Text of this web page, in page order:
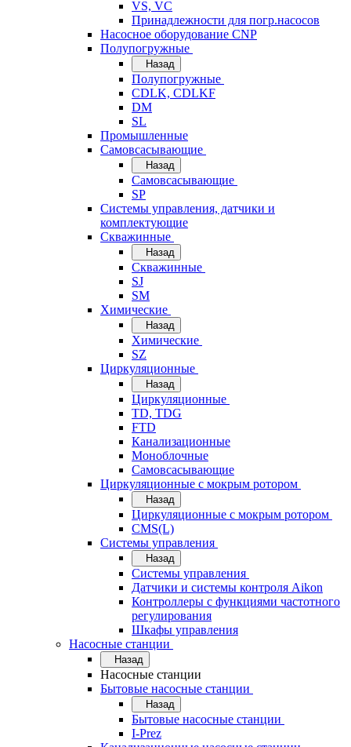
VS, VC
Принадлежности для погр.насосов
Насосное оборудование CNP
Полупогружные
Назад
Полупогружные
CDLK, CDLKF
DM
SL
Промышленные
Самовсасывающие
Назад
Самовсасывающие
SP
Системы управления, датчики и
комплектующие
Скважинные
Назад
Скважинные
SJ
SM
Химические
Назад
Химические
SZ
Циркуляционные
Назад
Циркуляционные
TD, TDG
FTD
Канализационные
Моноблочные
Самовсасывающие
Циркуляционные с мокрым ротором
Назад
Циркуляционные с мокрым ротором
CMS(L)
Системы управления
Назад
Системы управления
Датчики и системы контроля Aikon
Контроллеры с функциями частотного
регулирования
Шкафы управления
Насосные станции
Назад
Насосные станции
Бытовые насосные станции
Назад
Бытовые насосные станции
I-Prez